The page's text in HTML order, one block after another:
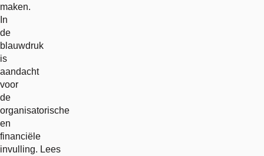
maken.
In
de
blauwdruk
is
aandacht
voor
de
organisatorische
en
financiële
invulling. Lees